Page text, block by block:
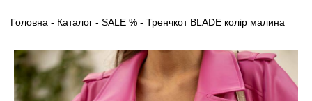
Головна - Каталог - SALE % - Тренчкот BLADE колір малина